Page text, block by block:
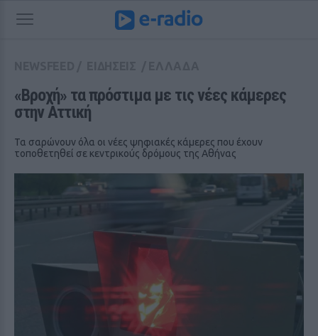
«Βροχή» τα πρόστιμα με τις νέες κάμερες
στην Αττική
Τα σαρώνουν όλα οι νέες ψηφιακές κάμερες που έχουν
τοποθετηθεί σε κεντρικούς δρόμους της Αθήνας